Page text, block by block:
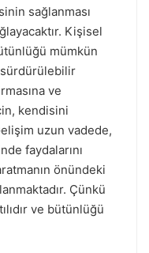
sağlanması
Kişisel
mümkün
ve
kendisini
uzun vadede,
faydalarını
önündeki
Çünkü
ve bütünlüğü